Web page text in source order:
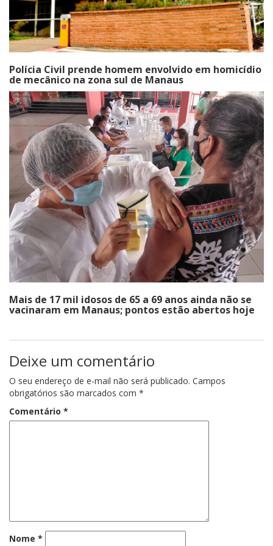
Polícia Civil prende homem envolvido em homicídio
de mecânico na zona sul de Manaus
Mais de 17 mil idosos de 65 a 69 anos ainda não se
vacinaram em Manaus; pontos estão abertos hoje
Deixe um comentário
O seu endereço de e-mail não será publicado. Campos
obrigatórios são marcados com *
Comentário *
Nome *